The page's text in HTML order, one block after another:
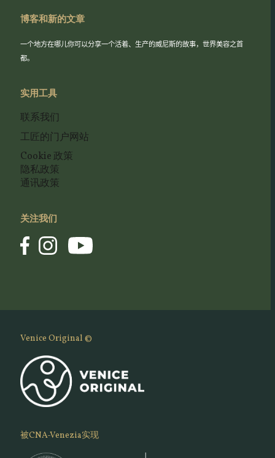
博客和新的文章
一个地方在哪儿你可以分享一个活着、生产的威尼斯的故事，世界美容之首
都。
实用工具
联系我们
工匠的门户网站
Cookie 政策
隐私政策
通讯政策
关注我们
Venice Original ©
被CNA-Venezia实现